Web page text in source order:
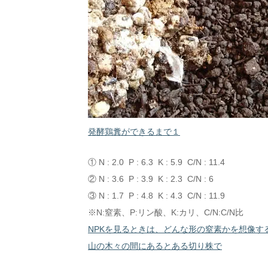
発酵鶏糞ができるまで１
① N : 2.0 P : 6.3 K : 5.9 C/N : 11.4
② N : 3.6 P : 3.9 K : 2.3 C/N : 6
③ N : 1.7 P : 4.8 K : 4.3 C/N : 11.9
※N:窒素、P:リン酸、K:カリ、C/N:C/N比
NPKを見るときは、どんな形の窒素かを想像す
山の木々の間にあるとある切り株で